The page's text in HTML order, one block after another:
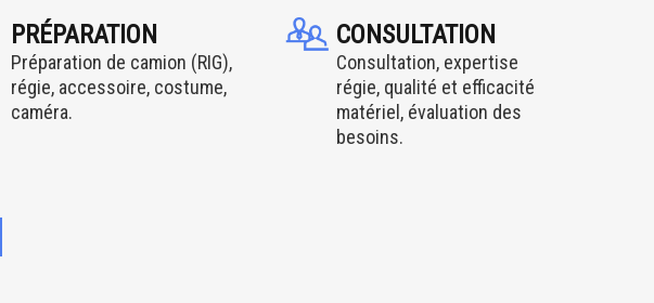
PRÉPARATION
Préparation de camion (RIG),
régie, accessoire, costume,
caméra.
CONSULTATION
Consultation, expertise
régie, qualité et efficacité
matériel, évaluation des
besoins.